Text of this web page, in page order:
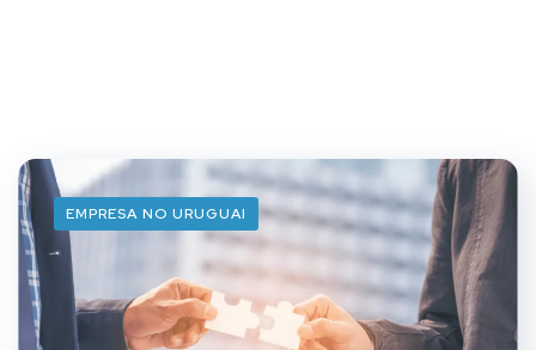
EMPRESA NO URUGUAI